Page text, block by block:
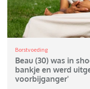
Borstvoeding
Beau (30) was in
bankje en werd
voorbijganger'